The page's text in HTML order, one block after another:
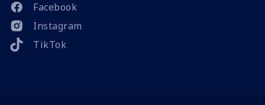
Facebook
Instagram
TikTok